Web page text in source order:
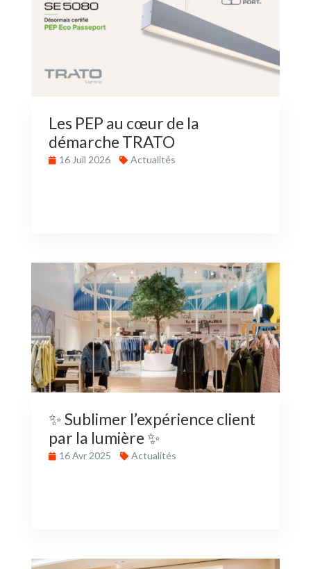
Les PEP au cœur de la
démarche TRATO
16 Juil 2026 Actualités
✨ Sublimer l’expérience client
par la lumière ✨
16 Avr 2025 Actualités